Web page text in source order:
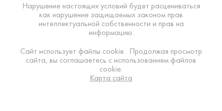
Нарушение настоящих условий будет расцениваться
как нарушение защищаемых законом прав
интеллектуальной собственности и прав на
информацию.
Сайт использует файлы cookie . Продолжая просмотр
сайта, вы соглашаетесь с использованием файлов
cookie.
Карта сайта